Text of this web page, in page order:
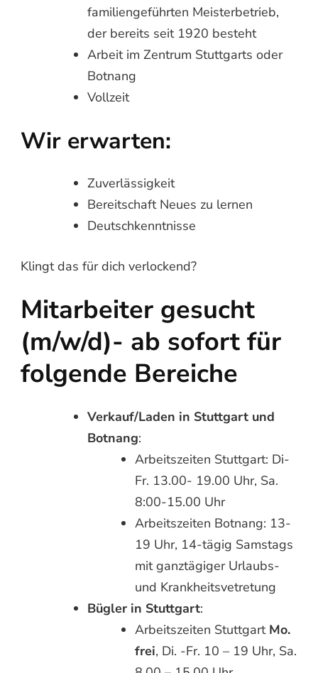
familiengeführten Meisterbetrieb,
der bereits seit 1920 besteht
Arbeit im Zentrum Stuttgarts oder
Botnang
Vollzeit
Wir erwarten:
Zuverlässigkeit
Bereitschaft Neues zu lernen
Deutschkenntnisse
Klingt das für dich verlockend?
Mitarbeiter gesucht
(m/w/d)- ab sofort für
folgende Bereiche
Verkauf/Laden in Stuttgart und
Botnang:
Arbeitszeiten Stuttgart: Di-
Fr. 13.00- 19.00 Uhr, Sa.
8:00-15.00 Uhr
Arbeitszeiten Botnang: 13-
19 Uhr, 14-tägig Samstags
mit ganztägiger Urlaubs-
und Krankheitsvetretung
Bügler in Stuttgart:
Arbeitszeiten Stuttgart Mo.
frei, Di. -Fr. 10 – 19 Uhr, Sa.